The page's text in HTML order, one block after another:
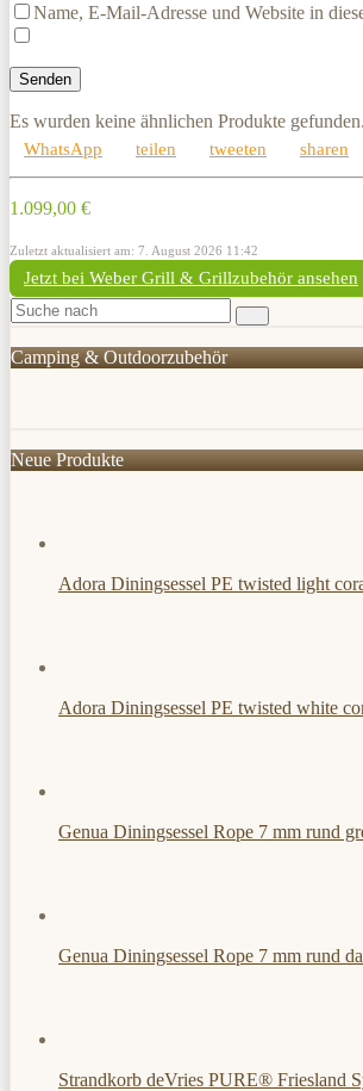
Name, E-Mail-Adresse und Website in
Es wurden keine ähnlichen Produkte gefunden.
WhatsApp teilen tweeten sharen
1.099,00 €
Zuletzt aktualisiert am: 7. August 2026 11:42
Jetzt bei Weber Grill & Grillzubehör ansehen
Camping & Outdoorzubehör
Neue Produkte
Adora Diningsessel PE twisted light
Adora Diningsessel PE twisted white
Genua Diningsessel Rope 7 mm rund
Genua Diningsessel Rope 7 mm rund
Strandkorb deVries PURE® Friesland